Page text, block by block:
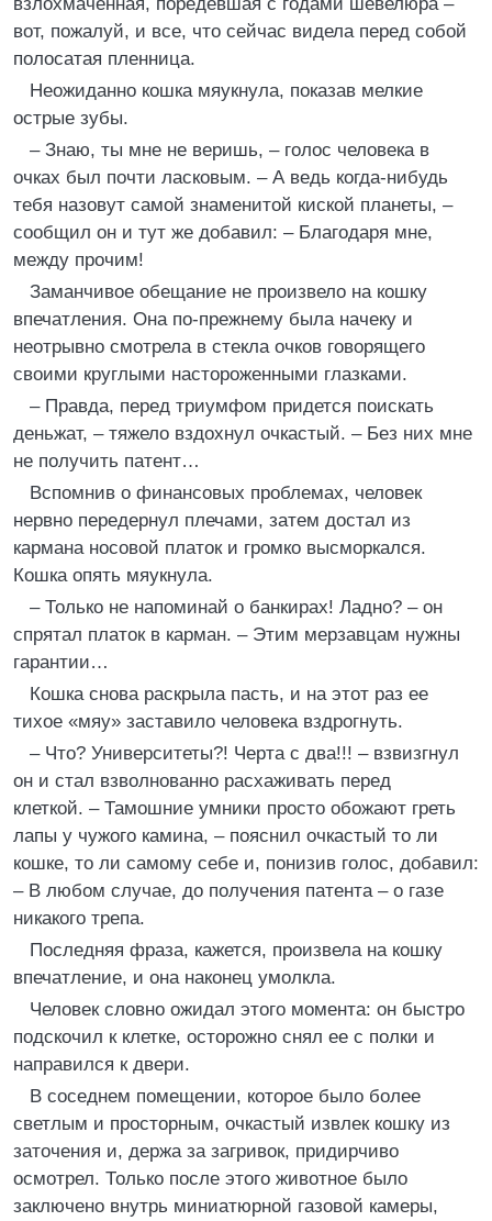
вот, пожалуй, и все, что сейчас видела перед собой
полосатая пленница.
Неожиданно кошка мяукнула, показав мелкие
острые зубы.
– Знаю, ты мне не веришь, – голос человека в
очках был почти ласковым. – А ведь когда-нибудь
тебя назовут самой знаменитой киской планеты, –
сообщил он и тут же добавил: – Благодаря мне,
между прочим!
Заманчивое обещание не произвело на кошку
впечатления. Она по-прежнему была начеку и
неотрывно смотрела в стекла очков говорящего
своими круглыми настороженными глазками.
– Правда, перед триумфом придется поискать
деньжат, – тяжело вздохнул очкастый. – Без них мне
не получить патент…
Вспомнив о финансовых проблемах, человек
нервно передернул плечами, затем достал из
кармана носовой платок и громко высморкался.
Кошка опять мяукнула.
– Только не напоминай о банкирах! Ладно? – он
спрятал платок в карман. – Этим мерзавцам нужны
гарантии…
Кошка снова раскрыла пасть, и на этот раз ее
тихое «мяу» заставило человека вздрогнуть.
– Что? Университеты?! Черта с два!!! – взвизгнул
он и стал взволнованно расхаживать перед
клеткой. – Тамошние умники просто обожают греть
лапы у чужого камина, – пояснил очкастый то ли
кошке, то ли самому себе и, понизив голос, добавил:
– В любом случае, до получения патента – о газе
никакого трепа.
Последняя фраза, кажется, произвела на кошку
впечатление, и она наконец умолкла.
Человек словно ожидал этого момента: он быстро
подскочил к клетке, осторожно снял ее с полки и
направился к двери.
В соседнем помещении, которое было более
светлым и просторным, очкастый извлек кошку из
заточения и, держа за загривок, придирчиво
осмотрел. Только после этого животное было
заключено внутрь миниатюрной газовой камеры,